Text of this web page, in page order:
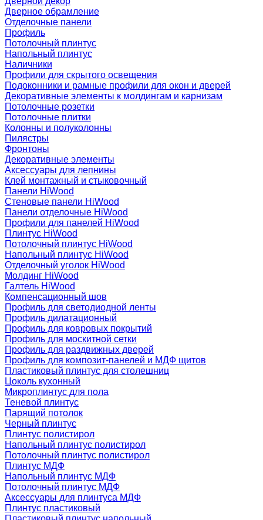
Дверное обрамление
Отделочные панели
Профиль
Потолочный плинтус
Напольный плинтус
Наличники
Профили для скрытого освещения
Подоконники и рамные профили для окон и дверей
Декоративные элементы к молдингам и карнизам
Потолочные розетки
Потолочные плитки
Колонны и полуколонны
Пилястры
Фронтоны
Декоративные элементы
Аксессуары для лепнины
Клей монтажный и стыковочный
Панели HiWood
Стеновые панели HiWood
Панели отделочные HiWood
Профили для панелей HiWood
Плинтус HiWood
Потолочный плинтус HiWood
Напольный плинтус HiWood
Отделочный уголок HiWood
Молдинг HiWood
Галтель HiWood
Компенсационный шов
Профиль для светодиодной ленты
Профиль дилатационный
Профиль для ковровых покрытий
Профиль для москитной сетки
Профиль для раздвижных дверей
Профиль для композит-панелей и МДФ щитов
Пластиковый плинтус для столешниц
Цоколь кухонный
Микроплинтус для пола
Теневой плинтус
Парящий потолок
Черный плинтус
Плинтус полистирол
Напольный плинтус полистирол
Потолочный плинтус полистирол
Плинтус МДФ
Напольный плинтус МДФ
Потолочный плинтус МДФ
Аксессуары для плинтуса МДФ
Плинтус пластиковый